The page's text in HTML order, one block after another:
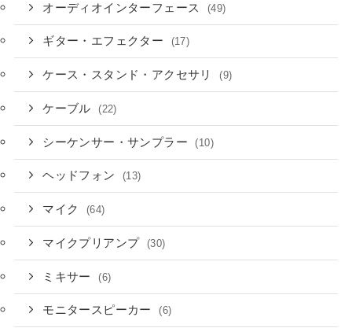
オーディオインターフェース (49)
ギター・エフェクター (17)
ケース・スタンド・アクセサリ (9)
ケーブル (22)
シーケンサー・サンプラー (10)
ヘッドフォン (13)
マイク (64)
マイクプリアンプ (30)
ミキサー (6)
モニタースピーカー (6)